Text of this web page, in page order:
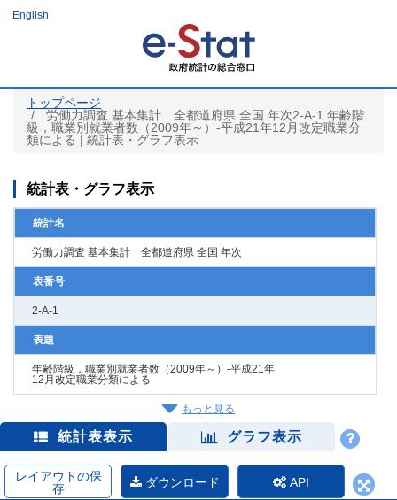
ツ
English
トップページ
労働力調査 基本集計 全都道府県 全国 年次2-A-1 年齢階
級，職業別就業者数（2009年～）-平成21年12月改定職業分
類による | 統計表・グラフ表示
統計表・グラフ表示
統計名
労働力調査 基本集計 全都道府県 全国 年次
表番号
2-A-1
表題
年齢階級，職業別就業者数（2009年～）-平成21年
12月改定職業分類による
もっと見る
統計表表示 グラフ表示
レイアウトの保
存
ダウンロード API